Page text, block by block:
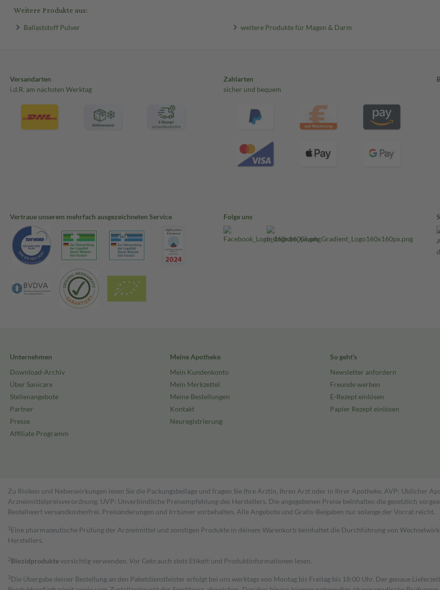
Weitere Produkte aus:
Ballaststoff Pulver weitere Produkte für Magen & Darm
Versandarten
i.d.R. am nächsten Werktag
Zahlarten
sicher und bequem
Vertraue unserem mehrfach ausgezeichneten Service Folge uns
Unternehmen
Download-Archiv
Über Sanicare
Stellenangebote
Partner
Presse
Affiliate Programm
Meine Apotheke
Mein Kundenkonto
Mein Merkzettel
Meine Bestellungen
Kontakt
Neuregistrierung
So geht's
Newsletter anfordern
Freunde werben
E-Rezept einlösen
Papier Rezept einlösen
Zu Risiken und Nebenwirkungen lesen Sie die Packungsbeilage und fragen Sie Ihre Ärztin, Ihren Arzt oder in Ihrer Apotheke. AVP: Üblicher
Arzneimittelpreisverordnung. UVP: Unverbindliche Preisempfehlung des Herstellers. Die angegebenen Preise beinhalten die gesetzlich
Bestell­wert versand­kosten­frei. Preisänderungen und Irrtümer vorbehalten. Alle Angebote und Gratis-Beigaben nur solange der Vorrat reicht.
1 Eine pharmazeutische Prüfung der Arzneimittel und sonstigen Produkte in deinem Warenkorb beinhaltet die Durchführung von
Herstellers.
2Biozidproduktevorsichtig verwenden. Vor Gebrauch stets Etikett und Produktinformationen lesen.
3Die Übergabe deiner Bestellung an den Paketdienstleister erfolgt bei uns werktags von Montag bis Freitag bis 18:00 Uhr. Der genaue